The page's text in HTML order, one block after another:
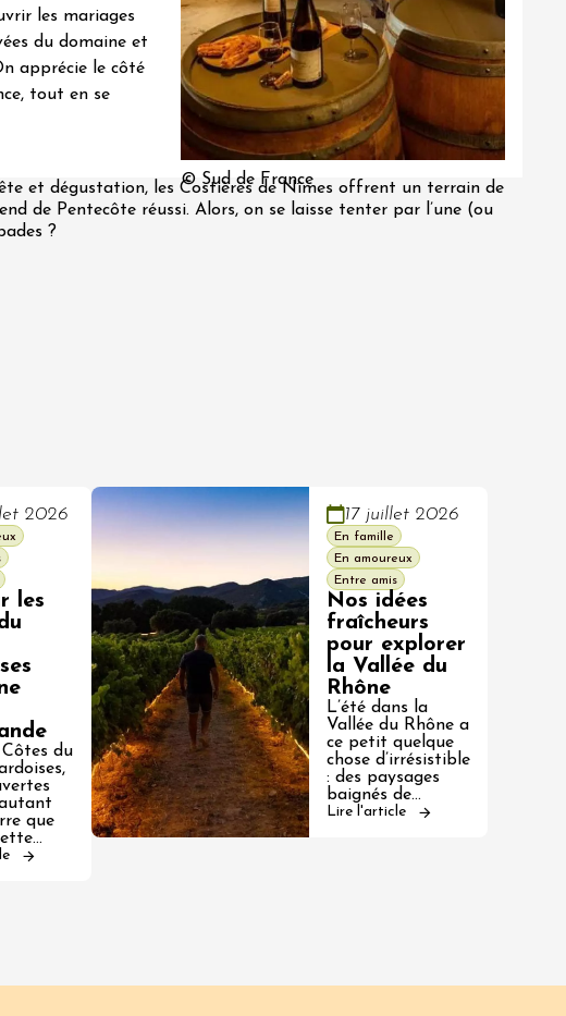
les mariages
du domaine et
apprécie le côté
tout en se
© Sud de France
et dégustation, les Costières de Nîmes offrent un terrain de
de Pentecôte réussi. Alors, on se laisse tenter par l’une (ou
?
2026
les
Côtes du
que
17 juillet 2026
En famille
En amoureux
Entre amis
Nos idées
fraîcheurs
pour explorer
la Vallée du
Rhône
L’été dans la
Vallée du Rhône a
ce petit quelque
chose d’irrésistible
: des paysages
baignés de…
Lire l'article